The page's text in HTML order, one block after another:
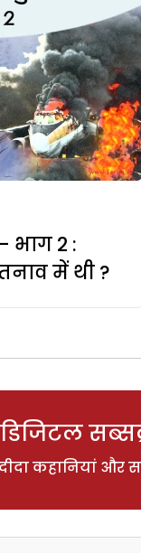
भाग 2 :
में थी ?
कहानियां और